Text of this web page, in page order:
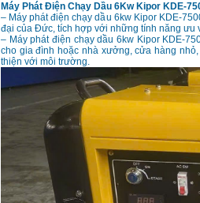
Máy Phát Điện Chạy Dầu 6Kw Kipor KDE-
– Máy phát điện chạy dầu 6kw Kipor KDE-
đại của Đức, tích hợp với những tính năng ưu
– Máy phát điện chạy dầu 6kw Kipor KDE-
cho gia đình hoặc nhà xưởng, cửa hàng
thiện với môi trường.